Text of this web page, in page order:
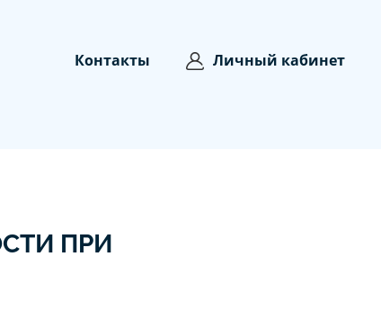
Контакты Личный кабинет
ПРИ